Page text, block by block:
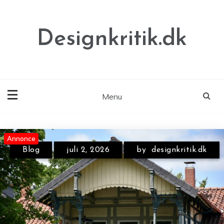
Designkritik.dk
Menu
Annonce
Annonce
Blog juli 2, 2026 by designkritik.dk
Annonce